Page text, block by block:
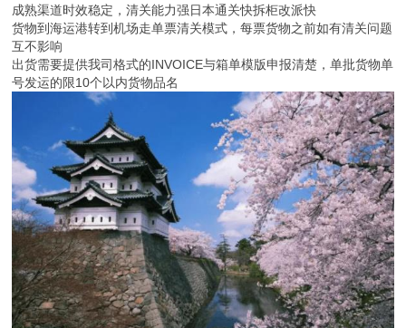
成熟渠道时效稳定，清关能力强日本通关快拆柜改派快
货物到海运港转到机场走单票清关模式，每票货物之前如有清关问题
互不影响
出货需要提供我司格式的INVOICE与箱单模版申报清楚，单批货物单
号发运的限10个以内货物品名